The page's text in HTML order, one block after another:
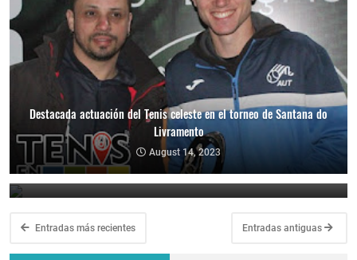
Destacada actuación del Tenis celeste en el torneo de Santana do
Livramento
August 14, 2023
Los tenistas uruguayos volvieron a dejar su marca en el torneo de
Santana do Livramento
November 29, 2022
Entradas más recientes Entradas antiguas